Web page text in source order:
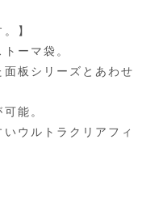
】
ーマ袋。
板シリーズとあわせ
能。
ウルトラクリアフィ